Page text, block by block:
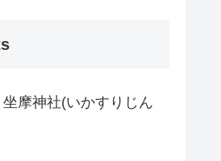
坐摩神社(いかすりじん